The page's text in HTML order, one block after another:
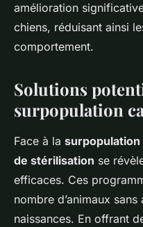
amélioration
chiens, réduisant ainsi
comportement.
Solutions
surpopulation
Face à la surpopulation
de stérilisation se
efficaces. Ces
nombre d’animaux
naissances. En offrant